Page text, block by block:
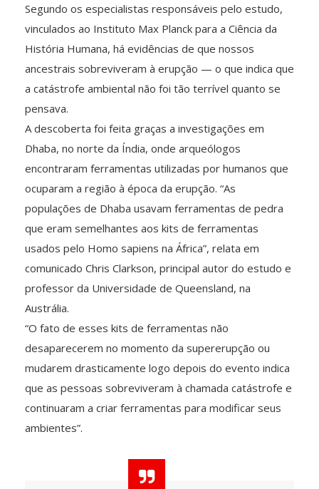
Segundo os especialistas responsáveis pelo estudo,
vinculados ao Instituto Max Planck para a Ciência da
História Humana, há evidências de que nossos
ancestrais sobreviveram à erupção — o que indica que
a catástrofe ambiental não foi tão terrível quanto se
pensava.
A descoberta foi feita graças a investigações em
Dhaba, no norte da Índia, onde arqueólogos
encontraram ferramentas utilizadas por humanos que
ocuparam a região à época da erupção. “As
populações de Dhaba usavam ferramentas de pedra
que eram semelhantes aos kits de ferramentas
usados ​​pelo Homo sapiens na África”, relata em
comunicado Chris Clarkson, principal autor do estudo e
professor da Universidade de Queensland, na
Austrália.
“O fato de esses kits de ferramentas não
desaparecerem no momento da supererupção ou
mudarem drasticamente logo depois do evento indica
que as pessoas sobreviveram à chamada catástrofe e
continuaram a criar ferramentas para modificar seus
ambientes”.